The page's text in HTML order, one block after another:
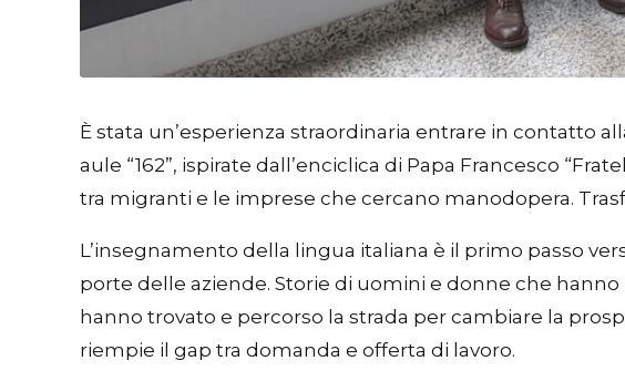
È stata un’esperienza straordinaria entrare in contatto
aule “162”, ispirate dall’enciclica di Papa Francesco
tra migranti e le imprese che cercano manodopera.
L’insegnamento della lingua italiana è il primo passo
porte delle aziende. Storie di uomini e donne che
hanno trovato e percorso la strada per cambiare la
riempie il gap tra domanda e offerta di lavoro.